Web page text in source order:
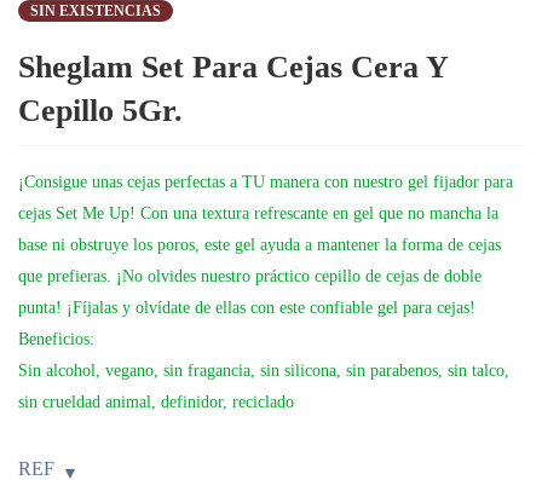
SIN EXISTENCIAS
Sheglam Set Para Cejas Cera Y
Cepillo 5Gr.
¡Consigue unas cejas perfectas a TU manera con nuestro gel fijador para
cejas Set Me Up! Con una textura refrescante en gel que no mancha la
base ni obstruye los poros, este gel ayuda a mantener la forma de cejas
que prefieras. ¡No olvides nuestro práctico cepillo de cejas de doble
punta! ¡Fíjalas y olvídate de ellas con este confiable gel para cejas!
Beneficios:
Sin alcohol, vegano, sin fragancia, sin silicona, sin parabenos, sin talco,
sin crueldad animal, definidor, reciclado
REF